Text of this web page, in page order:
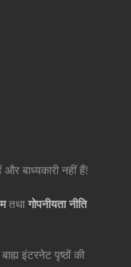
बाध्यकारी नहीं हैं!
तथा गोपनीयता नीति
इंटरनेट पृष्ठों की